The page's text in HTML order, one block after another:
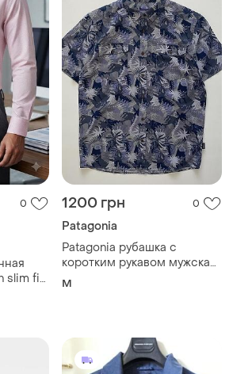
0
slim fit
1200 грн 0
Patagonia
Patagonia рубашка с
коротким рукавом мужская
в абстрактный принт,
M